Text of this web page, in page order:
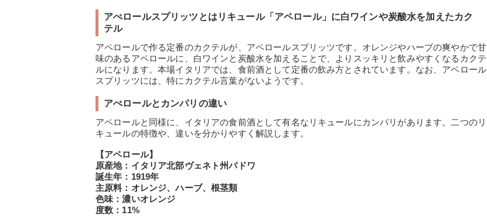
アぺロールスプリッツとはリキュール「アペロール」に白ワインや炭酸水を加えたカク
テル
アペロールで作る定番のカクテルが、アペロールスプリッツです。オレンジやハーブの爽やかで甘
味のあるアペロールに、白ワインと炭酸水を加えることで、よりスッキリと飲みやすくなるカクテ
ルになります。本場イタリアでは、食前酒として定番の飲み方とされています。なお、アペロール
スプリッツには、特にカクテル言葉がないようです。
アぺロールとカンパリの違い
アペロールと同様に、イタリアの食前酒として有名なリキュールにカンパリがあります。二つのリ
キュールの特徴や、違いを分かりやすく解説します。
【アペロール】
原産地：イタリア北部ヴェネト州パドワ
誕生年：1919年
主原料：オレンジ、ハーブ、根茎類
色味：濃いオレンジ
度数：11%